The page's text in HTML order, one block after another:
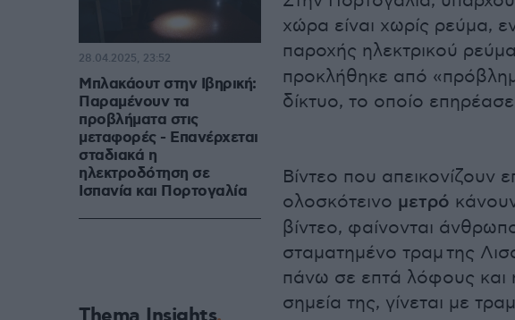
χώρα είναι χωρίς ρεύμα,
παροχής ηλεκτρικού
προκλήθηκε από
δίκτυο, το οποίο
Βίντεο που απεικονίζουν
ολοσκότεινο μετρό
βίντεο, φαίνονται
σταματημένο τραμ της
πάνω σε επτά λόφους και
σημεία της, γίνεται με
Μπλακάουτ στην Ιβηρική:
Παραμένουν τα
προβλήματα στις
μεταφορές - Επανέρχεται
σταδιακά η
ηλεκτροδότηση σε
Ισπανία και Πορτογαλία
28.04.2025, 23:52